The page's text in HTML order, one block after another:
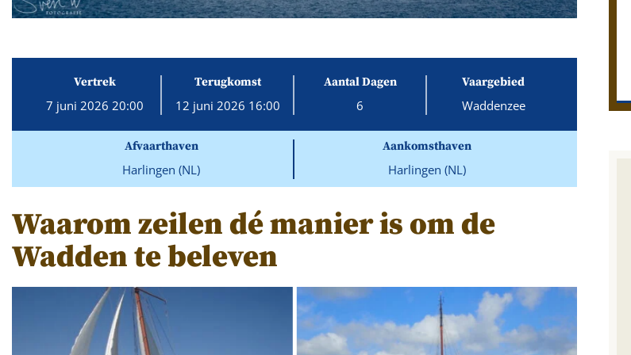
Vertrek
7 juni 2026 20:00
Terugkomst
12 juni 2026 16:00
Aantal Dagen
6
Vaargebied
Waddenzee
Afvaarthaven
Harlingen (NL)
Aankomsthaven
Harlingen (NL)
Waarom zeilen dé manier is om de
Wadden te beleven